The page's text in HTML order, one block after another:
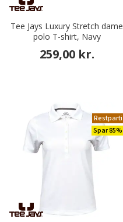
Tee Jays Luxury Stretch dame
polo T-shirt, Navy
259,00 kr.
Restparti
Spar 85%